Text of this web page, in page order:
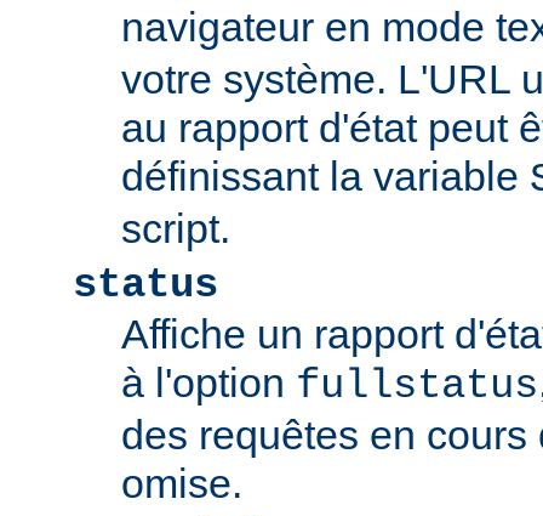
navigateur en mode
votre système. L'URL
au rapport d'état peut
définissant la variable
script.
status
Affiche un rapport
à l'option fullstatus
des requêtes en cours
omise.